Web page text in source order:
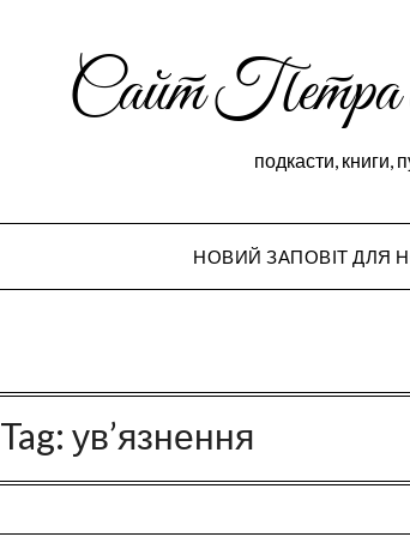
Сайт Петра
подкасти, книги,
НОВИЙ ЗАПОВІТ ДЛЯ
Tag:ув’язнення